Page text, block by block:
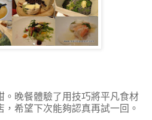
。晚餐體驗了用技巧將平凡食材
希望下次能夠認真再試一回。